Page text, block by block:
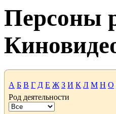
Персоны
А Б В Г Д Е Ж З И К Л М Н О
Род деятельности